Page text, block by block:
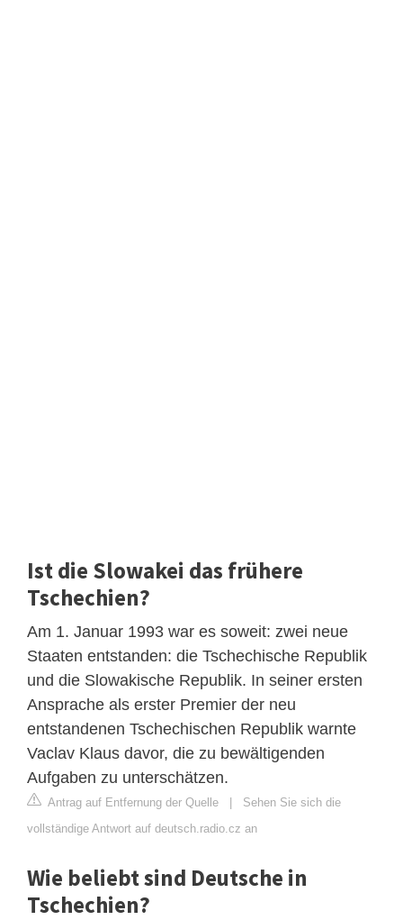
Ist die Slowakei das frühere
Tschechien?
Am 1. Januar 1993 war es soweit: zwei neue
Staaten entstanden: die Tschechische Republik
und die Slowakische Republik. In seiner ersten
Ansprache als erster Premier der neu
entstandenen Tschechischen Republik warnte
Vaclav Klaus davor, die zu bewältigenden
Aufgaben zu unterschätzen.
Antrag auf Entfernung der Quelle | Sehen Sie sich die
vollständige Antwort auf deutsch.radio.cz an
Wie beliebt sind Deutsche in
Tschechien?